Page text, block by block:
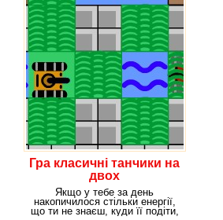
Гра класичні танчики на
двох
Якщо у тебе за день
накопичилося стільки енергії,
що ти не знаєш, куди її подіти,